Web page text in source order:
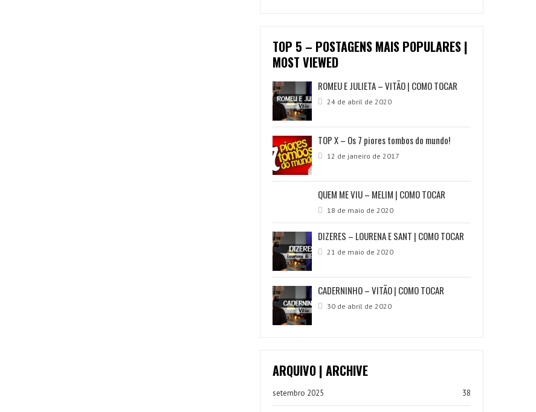
TOP 5 – POSTAGENS MAIS POPULARES |
MOST VIEWED
ROMEU E JULIETA – VITÃO | COMO TOCAR
24 de abril de 2020
TOP X – Os 7 piores tombos do mundo!
12 de janeiro de 2017
QUEM ME VIU – MELIM | COMO TOCAR
18 de maio de 2020
DIZERES – LOURENA E SANT | COMO TOCAR
21 de maio de 2020
CADERNINHO – VITÃO | COMO TOCAR
30 de abril de 2020
ARQUIVO | ARCHIVE
setembro 2025 38